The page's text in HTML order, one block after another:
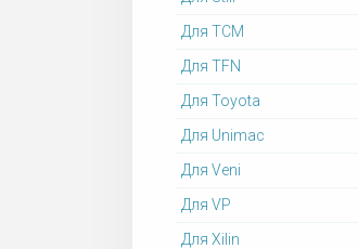
Для TCM
Для TFN
Для Toyota
Для Unimac
Для Veni
Для VP
Для Xilin